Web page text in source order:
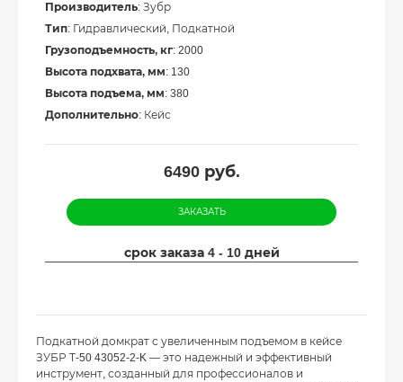
Производитель: Зубр
Тип: Гидравлический, Подкатной
Грузоподъемность, кг: 2000
Высота подхвата, мм: 130
Высота подъема, мм: 380
Дополнительно: Кейс
6490руб.
ЗАКАЗАТЬ
срок заказа 4 - 10 дней
Подкатной домкрат с увеличенным подъемом в кейсе
ЗУБР Т-50 43052-2-K — это надежный и эффективный
инструмент, созданный для профессионалов и